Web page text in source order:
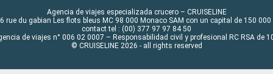
Agencia de viajes especializada crucero – CRUISELINE
rue du gabian Les flots bleus MC 98 000 Monaco SAM con un capital de 150 000
contact tel : (00) 377 97 97 84 50
de viajes n° 006 02 0007 – Responsabilidad civil y profesional RC RSA de
© CRUISELINE 2026 - all rights reserved